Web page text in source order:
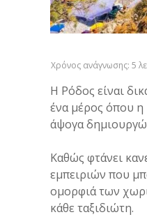
Η Ρόδος είναι
ένα μέρος όπου η
άψογα
Καθώς φτάνει
εμπειριών που
ομορφιά των
κάθε ταξιδιώτη.